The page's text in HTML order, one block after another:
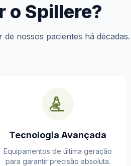
o Spillere?
nossos pacientes há décadas.
Tecnologia Avançada
Equipamentos de última geração
para garantir precisão absoluta.